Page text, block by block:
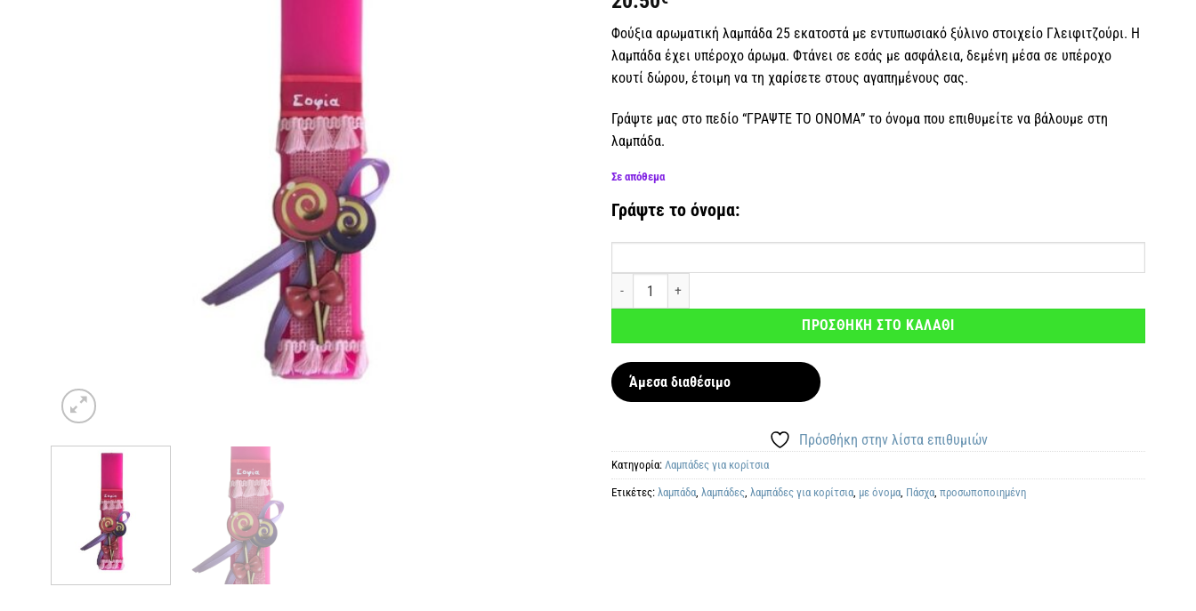
Φούξια αρωματική λαμπάδα 25 εκατοστά με εντυπωσιακό ξύλινο στοιχείο Γλειφιτζούρι. Η
λαμπάδα έχει υπέροχο άρωμα. Φτάνει σε εσάς με ασφάλεια, δεμένη μέσα σε υπέροχο
κουτί δώρου, έτοιμη να τη χαρίσετε στους αγαπημένους σας.
Γράψτε μας στο πεδίο “ΓΡΑΨΤΕ ΤΟ ΟΝΟΜΑ” το όνομα που επιθυμείτε να βάλουμε στη
λαμπάδα.
Σε απόθεμα
Γράψτε το όνομα:
Αρωματική λαμπάδα Γλειφιτζούρι με όνομα ποσότητα
ΠΡΟΣΘΗΚΗ ΣΤΟ ΚΑΛΑΘΙ
Άμεσα διαθέσιμο
Πρόσθήκη στην λίστα επιθυμιών
Κατηγορία: Λαμπάδες για κορίτσια
Ετικέτες: λαμπάδα, λαμπάδες, λαμπάδες για κορίτσια, με όνομα, Πάσχα, προσωποποιημένη